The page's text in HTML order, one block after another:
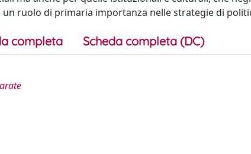
ruolo di primaria importanza nelle strategie di
completa Scheda completa (DC)